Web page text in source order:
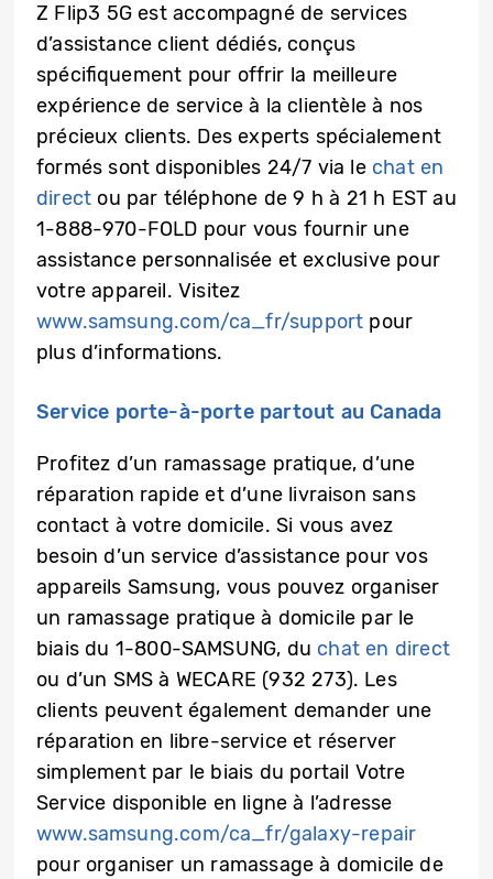
Z Flip3 5G est accompagné de services
d’assistance client dédiés, conçus
spéciﬁquement pour offrir la meilleure
expérience de service à la clientèle à nos
précieux clients. Des experts spécialement
formés sont disponibles 24/7 via le chat en
direct ou par téléphone de 9 h à 21 h EST au
1-888-970-FOLD pour vous fournir une
assistance personnalisée et exclusive pour
votre appareil. Visitez
www.samsung.com/ca_fr/support pour
plus d’informations.
Service porte-à-porte partout au Canada
Profitez d’un ramassage pratique, d’une
réparation rapide et d’une livraison sans
contact à votre domicile. Si vous avez
besoin d’un service d’assistance pour vos
appareils Samsung, vous pouvez organiser
un ramassage pratique à domicile par le
biais du 1-800-SAMSUNG, du chat en direct
ou d’un SMS à WECARE (932 273). Les
clients peuvent également demander une
réparation en libre-service et réserver
simplement par le biais du portail Votre
Service disponible en ligne à l’adresse
www.samsung.com/ca_fr/galaxy-repair
pour organiser un ramassage à domicile de